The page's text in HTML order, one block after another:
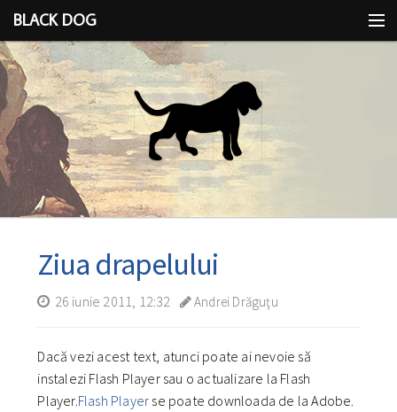
BLACK DOG
IDEEA
CU LIMBA SCOASĂ
Ziua drapelului
26 iunie 2011, 12:32 Andrei Drăguţu
Dacă vezi acest text, atunci poate ai nevoie să
instalezi Flash Player sau o actualizare la Flash
Player.Flash Playerse poate downloada de la Adobe.